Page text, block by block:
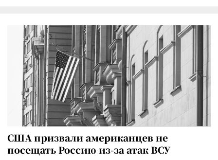
США призвали американцев не
посещать Россию из-за атак ВСУ